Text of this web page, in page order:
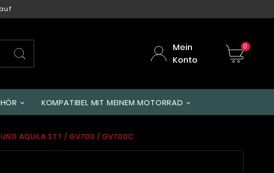
Mein
Konto
0
KOMPATIBEL MIT MEINEM MOTORRAD
AQUILA ST7 / GV700 / GV700C